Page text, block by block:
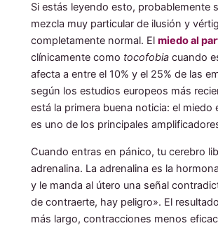
Si estás leyendo esto, probablemente
mezcla muy particular de ilusión y
completamente normal. El miedo al
clínicamente como tocofobia cuando
afecta a entre el 10% y el 25% de las
según los estudios europeos más
está la primera buena noticia: el miedo
es uno de los principales
Cuando entras en pánico, tu cerebro
adrenalina. La adrenalina es la
y le manda al útero una señal
de contraerte, hay peligro». El
más largo, contracciones menos